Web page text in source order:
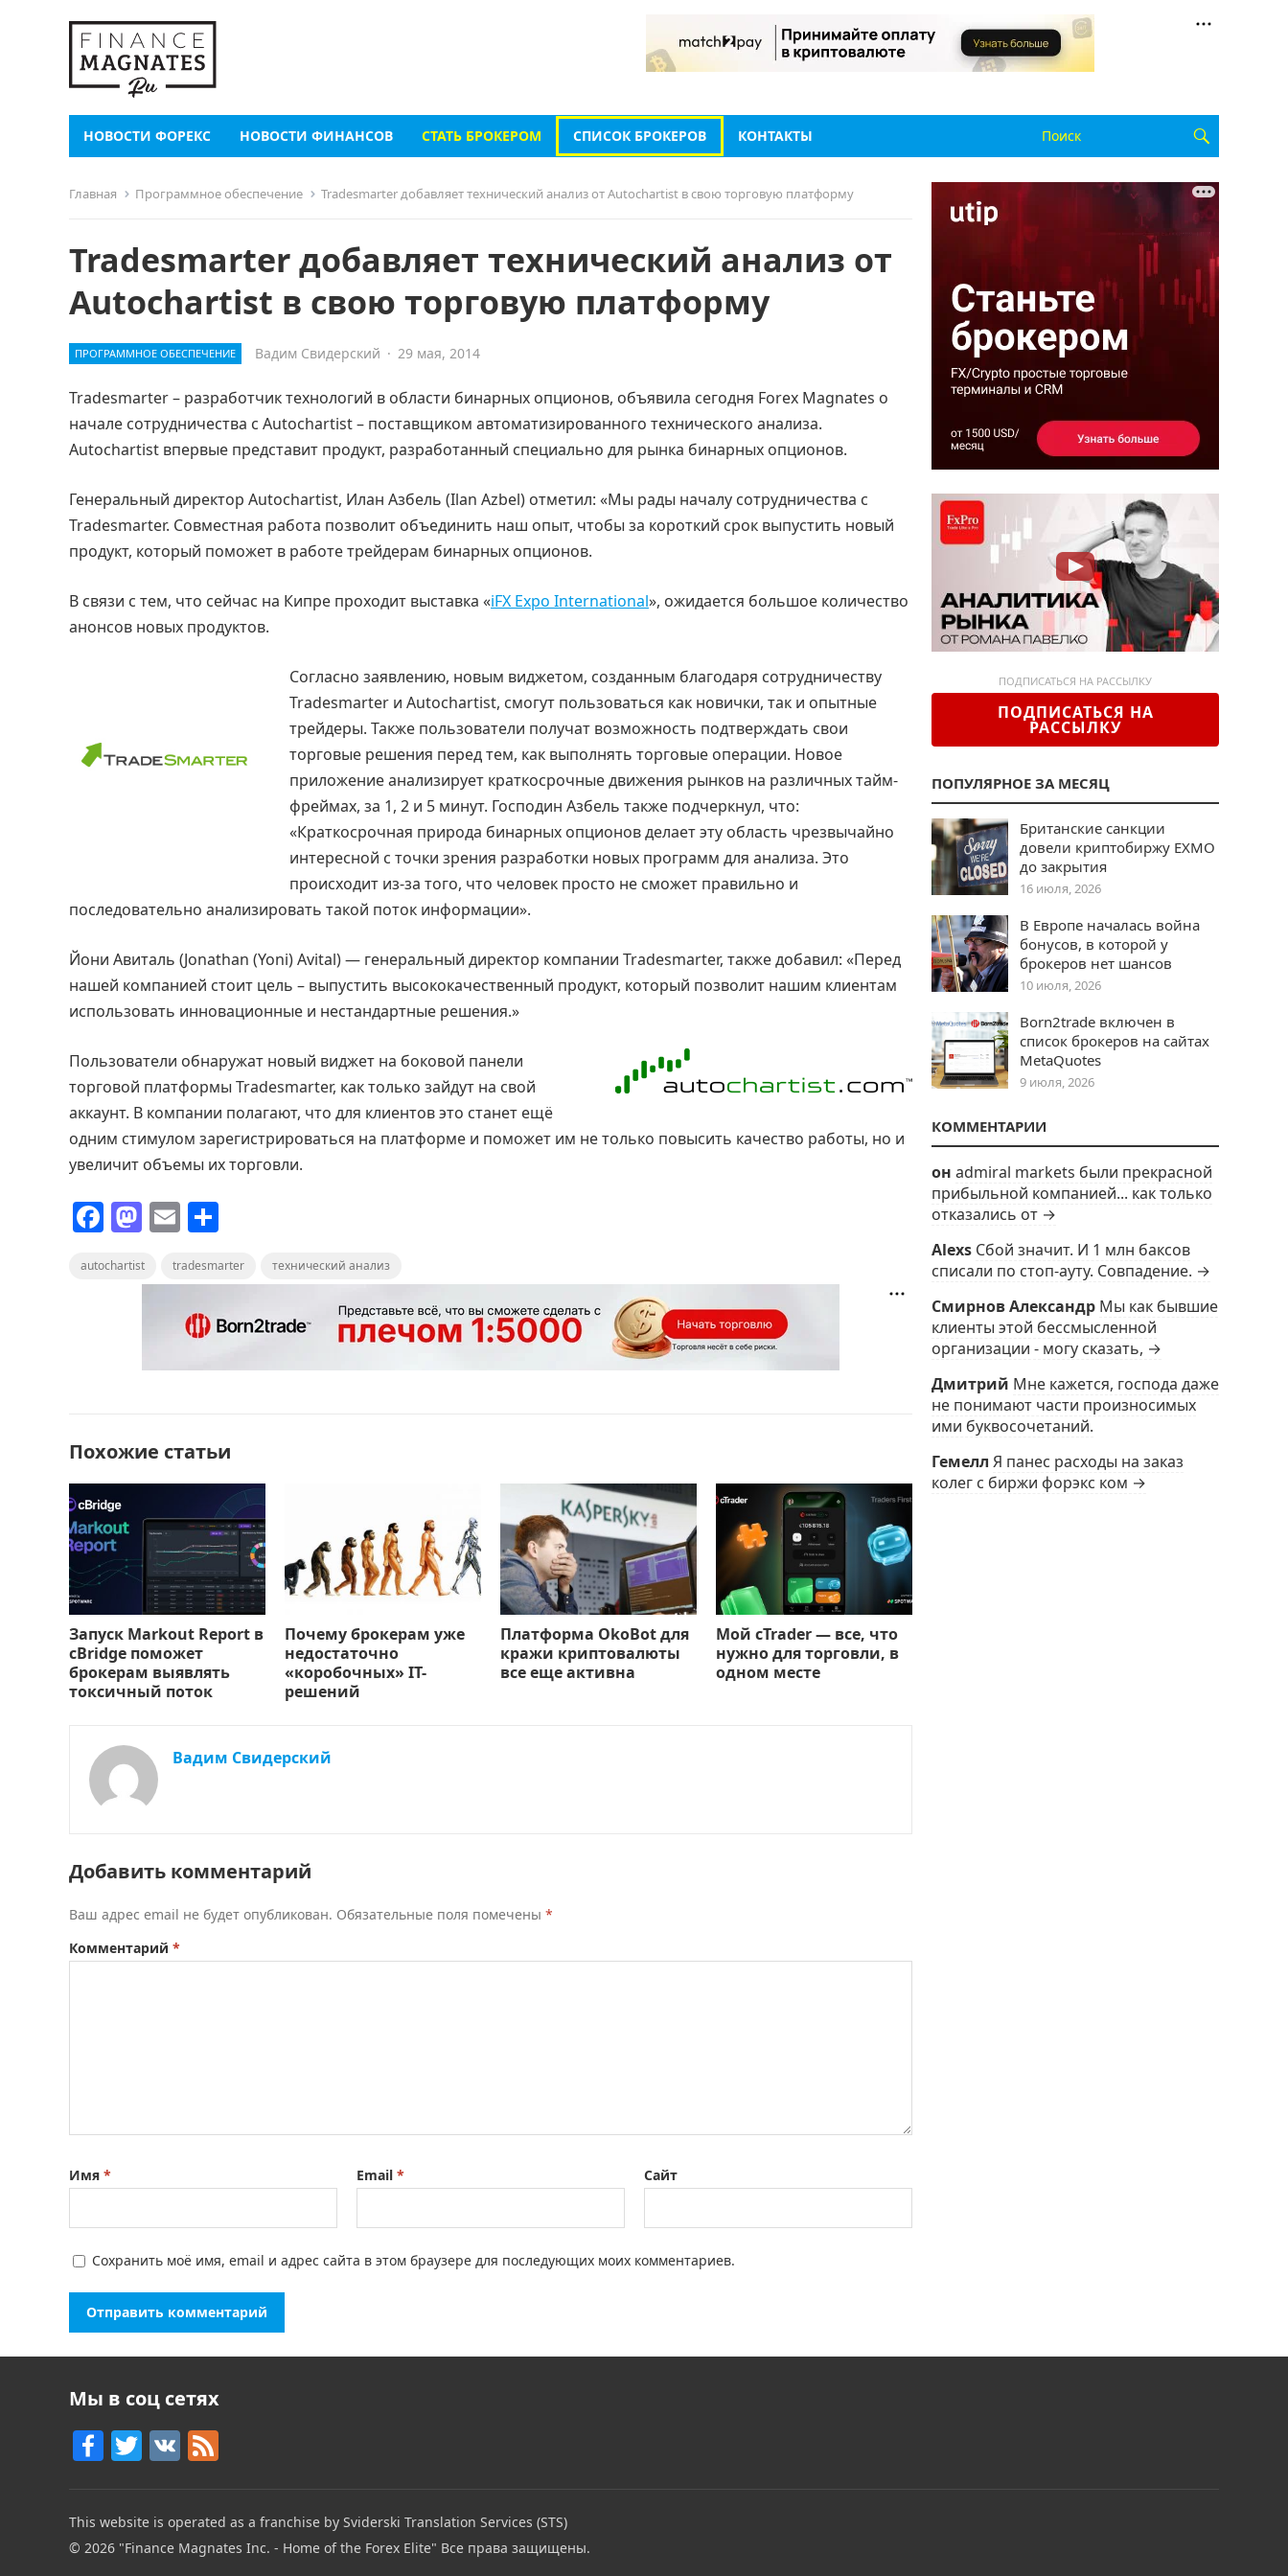
НОВОСТИ ФОРЕКС НОВОСТИ ФИНАНСОВ СТАТЬ БРОКЕРОМ СПИСОК БРОКЕРОВ КОНТАКТЫ
Главная Программное обеспечение Tradesmarter добавляет технический анализ от Autochartist в свою торговую платформу
Tradesmarter добавляет технический анализ от
Autochartist в свою торговую платформу
ПРОГРАММНОЕ ОБЕСПЕЧЕНИЕ Вадим Свидерский · 29 мая, 2014
Tradesmarter – разработчик технологий в области бинарных опционов, объявила сегодня Forex Magnates о
начале сотрудничества с Autochartist – поставщиком автоматизированного технического анализа.
Autochartist впервые представит продукт, разработанный специально для рынка бинарных опционов.
Генеральный директор Autochartist, Илан Азбель (Ilan Azbel) отметил: «Мы рады началу сотрудничества с
Tradesmarter. Совместная работа позволит объединить наш опыт, чтобы за короткий срок выпустить новый
продукт, который поможет в работе трейдерам бинарных опционов.
В связи с тем, что сейчас на Кипре проходит выставка «iFX Expo International», ожидается большое количество
анонсов новых продуктов.
Согласно заявлению, новым виджетом, созданным благодаря сотрудничеству
Tradesmarter и Autochartist, смогут пользоваться как новички, так и опытные
трейдеры. Также пользователи получат возможность подтверждать свои
торговые решения перед тем, как выполнять торговые операции. Новое
приложение анализирует краткосрочные движения рынков на различных тайм-
фреймах, за 1, 2 и 5 минут. Господин Азбель также подчеркнул, что:
«Краткосрочная природа бинарных опционов делает эту область чрезвычайно
интересной с точки зрения разработки новых программ для анализа. Это
происходит из-за того, что человек просто не сможет правильно и
последовательно анализировать такой поток информации».
Йони Авиталь (Jonathan (Yoni) Avital) — генеральный директор компании Tradesmarter, также добавил: «Перед
нашей компанией стоит цель – выпустить высококачественный продукт, который позволит нашим клиентам
использовать инновационные и нестандартные решения.»
Пользователи обнаружат новый виджет на боковой панели
торговой платформы Tradesmarter, как только зайдут на свой
аккаунт. В компании полагают, что для клиентов это станет ещё
одним стимулом зарегистрироваться на платформе и поможет им не только повысить качество работы, но и
увеличит объемы их торговли.
F
c
M
st
o
E
ai
l
п
р
а
в
ь
autochartist tradesmarter технический анализ
Похожие статьи
Запуск Markout Report в
cBridge поможет
брокерам выявлять
токсичный поток
Почему брокерам уже
недостаточно
«коробочных» IT-
решений
Платформа OkoBot для
кражи криптовалюты
все еще активна
Мой cTrader — все, что
нужно для торговли, в
одном месте
Вадим Свидерский
Добавить комментарий
Ваш адрес email не будет опубликован. Обязательные поля помечены *
Комментарий *
Имя * Email * Сайт
Сохранить моё имя, email и адрес сайта в этом браузере для последующих моих комментариев.
ПОДПИСАТЬСЯ НА РАССЫЛКУ
ПОДПИСАТЬСЯ НА
РАССЫЛКУ
ПОПУЛЯРНОЕ ЗА МЕСЯЦ
Британские санкции
довели криптобиржу EXMO
до закрытия
16 июля, 2026
В Европе началась война
бонусов, в которой у
брокеров нет шансов
10 июля, 2026
Born2trade включен в
список брокеров на сайтах
MetaQuotes
9 июля, 2026
КОММЕНТАРИИ
он admiral markets были прекрасной
прибыльной компанией... как только
отказались от →
Alexs Сбой значит. И 1 млн баксов
списали по стоп-ауту. Совпадение. →
Смирнов Александр Мы как бывшие
клиенты этой бессмысленной
организации - могу сказать, →
Дмитрий Мне кажется, господа даже
не понимают части произносимых
ими буквосочетаний.
Гемелл Я панес расходы на заказ
колег с биржи форэкс ком →
Мы в соц сетях
F
e
T
itt
er
V
e
d
This website is operated as a franchise by Sviderski Translation Services (STS)
© 2026 "Finance Magnates Inc. - Home of the Forex Elite" Все права защищены.